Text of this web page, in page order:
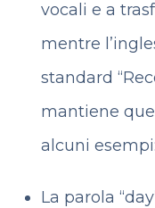
vocali e a
mentre
standard
mantiene
alcuni esempi:
La parola